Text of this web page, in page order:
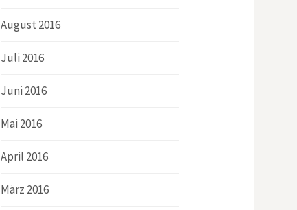
August 2016
Juli 2016
Juni 2016
Mai 2016
April 2016
März 2016